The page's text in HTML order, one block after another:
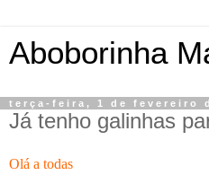
Aboborinha
terça-feira, 1 de fevereiro
Já tenho galinhas
Olá a todas